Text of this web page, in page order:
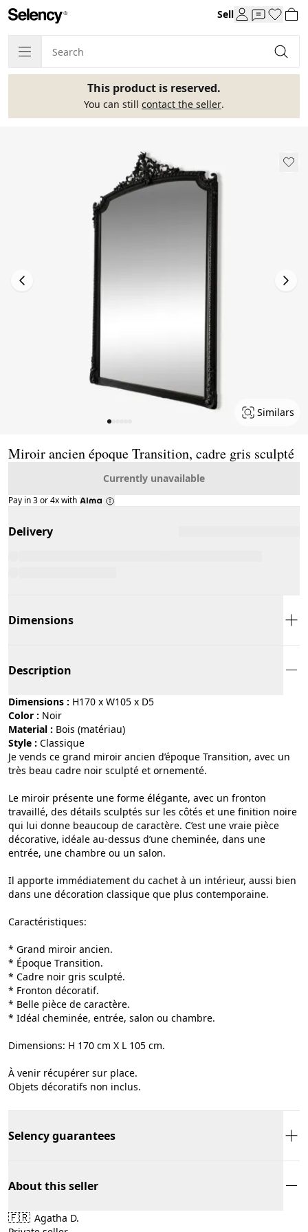
Sell
This product is reserved.
You can still contact the seller.
Similars
Miroir ancien époque Transition, cadre gris sculpté
Currently unavailable
Pay in 3 or 4x with
Delivery
Dimensions
Description
Dimensions : H170 x W105 x D5
Color :
noir
Material :
bois (matériau)
Style :
classique
Je vends ce grand miroir ancien d’époque Transition, avec un
très beau cadre noir sculpté et ornementé.
Le miroir présente une forme élégante, avec un fronton
travaillé, des détails sculptés sur les côtés et une finition noire
qui lui donne beaucoup de caractère. C’est une vraie pièce
décorative, idéale au-dessus d’une cheminée, dans une
entrée, une chambre ou un salon.
Il apporte immédiatement du cachet à un intérieur, aussi bien
dans une décoration classique que plus contemporaine.
Caractéristiques:
* Grand miroir ancien.
* Époque Transition.
* Cadre noir gris sculpté.
* Fronton décoratif.
* Belle pièce de caractère.
* Idéal cheminée, entrée, salon ou chambre.
Dimensions: H 170 cm X L 105 cm.
À venir récupérer sur place.
Objets décoratifs non inclus.
Selency guarantees
About this seller
🇫🇷 Agatha D.